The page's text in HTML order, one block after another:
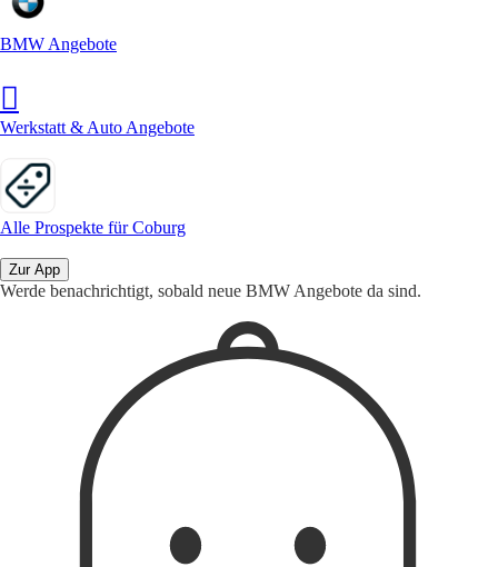
BMW Angebote
Werkstatt & Auto Angebote
Alle Prospekte für Coburg
Zur App
Werde benachrichtigt, sobald neue BMW Angebote da sind.